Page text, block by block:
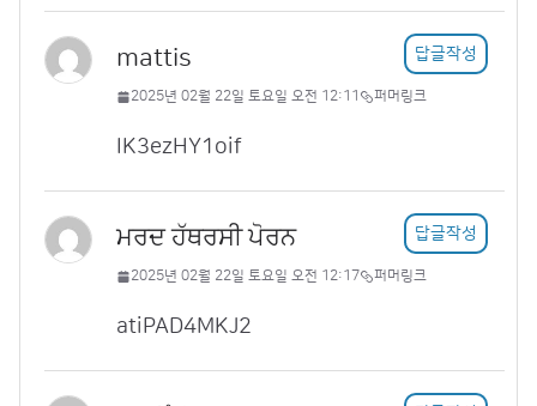
mattis 답글작성
2025년 02월 22일 토요일 오전 12:11 퍼머링크
IK3ezHY1oif
ਮਰਦ ਹੱਥਰਸੀ ਪੋਰਨ 답글작성
2025년 02월 22일 토요일 오전 12:17 퍼머링크
atiPAD4MKJ2